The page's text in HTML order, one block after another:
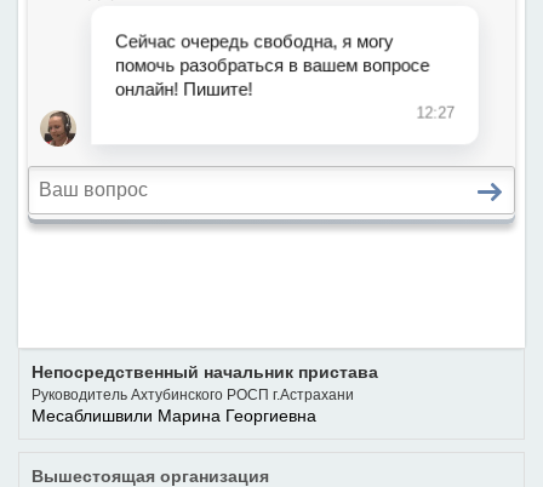
Непосредственный начальник пристава
Руководитель Ахтубинского РОСП г.Астрахани
Месаблишвили Марина Георгиевна
Вышестоящая организация